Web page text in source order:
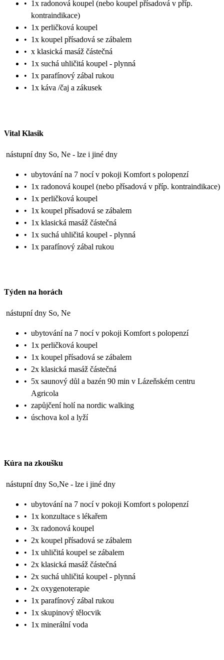
• 1x radonová koupel (nebo koupel přísadová v příp.
kontraindikace)
• 1x perličková koupel
• 1x koupel přísadová se zábalem
• x klasická masáž částečná
• 1x suchá uhličitá koupel - plynná
• 1x parafínový zábal rukou
• 1x káva /čaj a zákusek
Vital Klasik
nástupní dny So, Ne - lze i jiné dny
• ubytování na 7 nocí v pokoji Komfort s polopenzí
• 1x radonová koupel (nebo přísadová v příp. kontraindikace)
• 1x perličková koupel
• 1x koupel přísadová se zábalem
• 1x klasická masáž částečná
• 1x suchá uhličitá koupel - plynná
• 1x parafínový zábal rukou
Týden na horách
nástupní dny So, Ne
• ubytování na 7 nocí v pokoji Komfort s polopenzí
• 1x perličková koupel
• 1x koupel přísadová se zábalem
• 2x klasická masáž částečná
• 5x saunový důl a bazén 90 min v Lázeňském centru
Agricola
• zapůjčení holí na nordic walking
• úschova kol a lyží
Kúra na zkoušku
nástupní dny So,Ne - lze i jiné dny
• ubytování na 7 nocí v pokoji Komfort s polopenzí
• 1x konzultace s lékařem
• 3x radonová koupel
• 2x koupel přísadová se zábalem
• 1x uhličitá koupel se zábalem
• 2x klasická masáž částečná
• 2x suchá uhličitá koupel - plynná
• 2x oxygenoterapie
• 1x parafínový zábal rukou
• 1x skupinový tělocvik
• 1x minerální voda